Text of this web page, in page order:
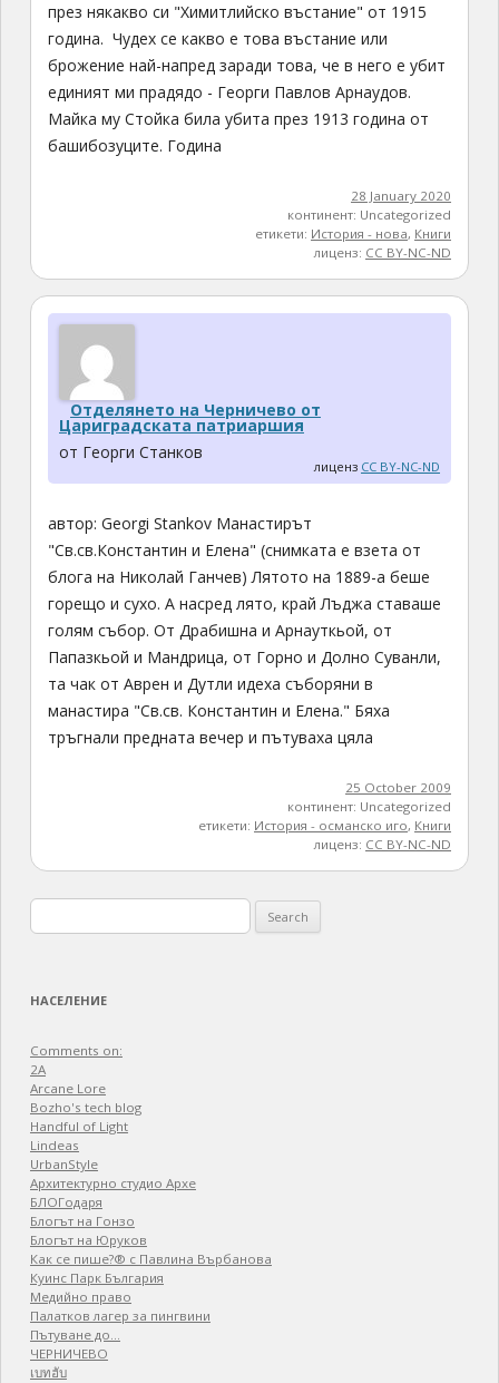
през някакво си "Химитлийско въстание" от 1915
година. Чудех се какво е това въстание или
брожение най-напред заради това, че в него е убит
единият ми прадядо - Георги Павлов Арнаудов.
Майка му Стойка била убита през 1913 година от
башибозуците. Година
28 January 2020
континент: Uncategorized
етикети: История - нова, Книги
лиценз: CC BY-NC-ND
Отделянето на Черничево от
Цариградската патриаршия
от Георги Станков
лиценз CC BY-NC-ND
автор: Georgi Stankov Манастирът
"Св.св.Константин и Елена" (снимката е взета от
блога на Николай Ганчев) Лятото на 1889-а беше
горещо и сухо. А насред лято, край Лъджа ставаше
голям събор. От Драбишна и Арнауткьой, от
Папазкьой и Мандрица, от Горно и Долно Суванли,
та чак от Аврен и Дутли идеха съборяни в
манастира "Св.св. Константин и Елена." Бяха
тръгнали предната вечер и пътуваха цяла
25 October 2009
континент: Uncategorized
етикети: История - османско иго, Книги
лиценз: CC BY-NC-ND
for:
НАСЕЛЕНИЕ
Comments on:
2A
Arcane Lore
Bozho's tech blog
Handful of Light
Lindeas
UrbanStyle
Архитектурно студио Архе
БЛОГодаря
Блогът на Гонзо
Блогът на Юруков
Как се пише?® с Павлина Върбанова
Куинс Парк България
Медийно право
Палатков лагер зa пингвини
Пътуване до…
ЧЕРНИЧЕВО
เบทฮับ